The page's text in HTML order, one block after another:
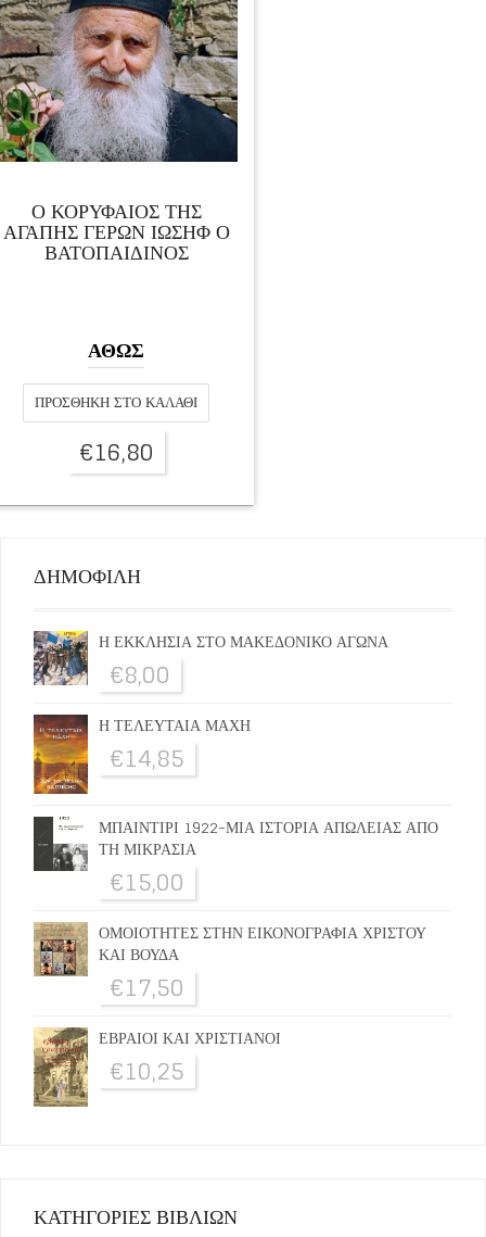
Ο ΚΟΡΥΦΑΙΟΣ ΤΗΣ
ΑΓΑΠΗΣ ΓΕΡΩΝ ΙΩΣΗΦ Ο
ΒΑΤΟΠΑΙΔΙΝΟΣ
ΑΘΩΣ
ΠΡΟΣΘΉΚΗ ΣΤΟ ΚΑΛΆΘΙ
€16,80
ΔΗΜΟΦΙΛΗ
Η ΕΚΚΛΗΣΙΑ ΣΤΟ ΜΑΚΕΔΟΝΙΚΟ ΑΓΩΝΑ
€8,00
Η ΤΕΛΕΥΤΑΙΑ ΜΑΧΗ
€14,85
ΜΠΑΙΝΤΙΡΙ 1922-ΜΙΑ ΙΣΤΟΡΙΑ ΑΠΩΛΕΙΑΣ ΑΠΟ
ΤΗ ΜΙΚΡΑΣΙΑ
€15,00
ΟΜΟΙΟΤΗΤΕΣ ΣΤΗΝ ΕΙΚΟΝΟΓΡΑΦΙΑ ΧΡΙΣΤΟΥ
ΚΑΙ ΒΟΥΔΑ
€17,50
ΕΒΡΑΙΟΙ ΚΑΙ ΧΡΙΣΤΙΑΝΟΙ
€10,25
ΚΑΤΗΓΟΡΙΕΣ ΒΙΒΛΙΩΝ